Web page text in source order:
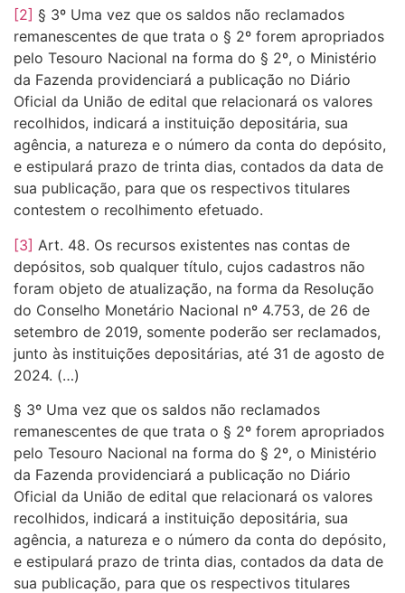
[2] § 3º Uma vez que os saldos não reclamados
remanescentes de que trata o § 2º forem apropriados
pelo Tesouro Nacional na forma do § 2º, o Ministério
da Fazenda providenciará a publicação no Diário
Oficial da União de edital que relacionará os valores
recolhidos, indicará a instituição depositária, sua
agência, a natureza e o número da conta do depósito,
e estipulará prazo de trinta dias, contados da data de
sua publicação, para que os respectivos titulares
contestem o recolhimento efetuado.
[3] Art. 48. Os recursos existentes nas contas de
depósitos, sob qualquer título, cujos cadastros não
foram objeto de atualização, na forma da Resolução
do Conselho Monetário Nacional nº 4.753, de 26 de
setembro de 2019, somente poderão ser reclamados,
junto às instituições depositárias, até 31 de agosto de
2024. (…)
§ 3º Uma vez que os saldos não reclamados
remanescentes de que trata o § 2º forem apropriados
pelo Tesouro Nacional na forma do § 2º, o Ministério
da Fazenda providenciará a publicação no Diário
Oficial da União de edital que relacionará os valores
recolhidos, indicará a instituição depositária, sua
agência, a natureza e o número da conta do depósito,
e estipulará prazo de trinta dias, contados da data de
sua publicação, para que os respectivos titulares